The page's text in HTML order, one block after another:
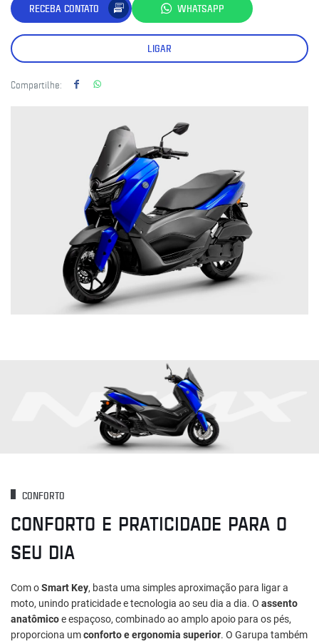
RECEBA CONTATO WHATSAPP
LIGAR
Compartilhe:
CONFORTO
CONFORTO E PRATICIDADE PARA O
SEU DIA
Com oSmart Key, basta uma simples aproximação para ligar a
moto, unindo praticidade e tecnologia ao seu dia a dia. O assento
anatômicoe espaçoso, combinado ao amplo apoio para os pés,
proporciona umconforto e ergonomia superior. O Garupa também